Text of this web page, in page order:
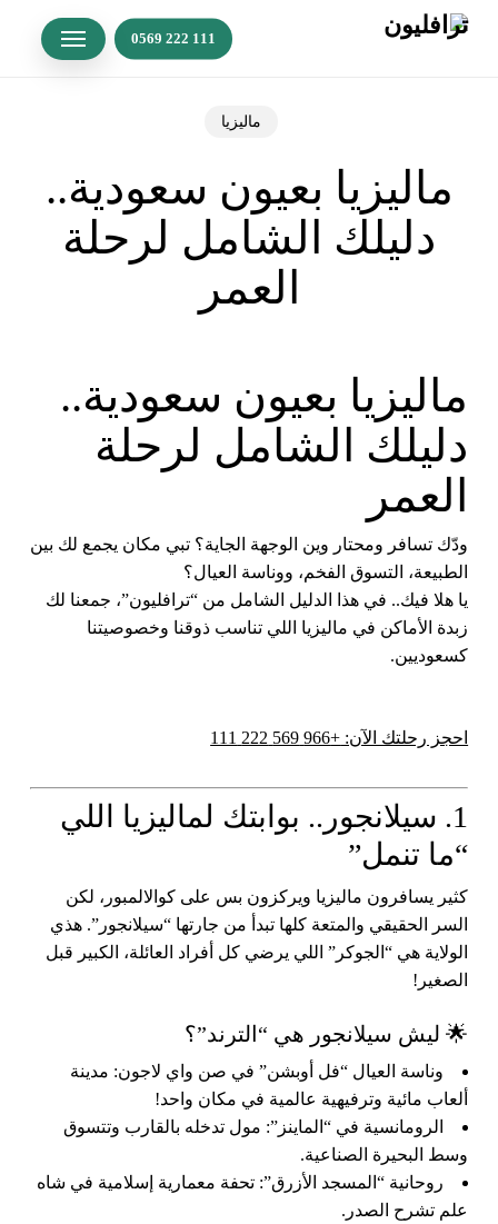
ماليزيا
ماليزيا بعيون سعودية..
دليلك الشامل لرحلة
العمر
ماليزيا بعيون سعودية..
دليلك الشامل لرحلة
العمر
ودّك تسافر ومحتار وين الوجهة الجاية؟ تبي مكان يجمع لك بين
الطبيعة، التسوق الفخم، ووناسة العيال؟
يا هلا فيك.. في هذا الدليل الشامل من “ترافليون”، جمعنا لك
زبدة الأماكن في ماليزيا اللي تناسب ذوقنا وخصوصيتنا
كسعوديين.
احجز رحلتك الآن: +966 569 222 111
1. سيلانجور.. بوابتك لماليزيا اللي
“ما تنمل”
كثير يسافرون ماليزيا ويركزون بس على كوالالمبور، لكن
السر الحقيقي والمتعة كلها تبدأ من جارتها “سيلانجور”. هذي
الولاية هي “الجوكر” اللي يرضي كل أفراد العائلة، الكبير قبل
الصغير!
🌟 ليش سيلانجور هي “الترند”؟
وناسة العيال “فل أوبشن” في صن واي لاجون: مدينة
ألعاب مائية وترفيهية عالمية في مكان واحد!
الرومانسية في “الماينز”: مول تدخله بالقارب وتتسوق
وسط البحيرة الصناعية.
روحانية “المسجد الأزرق”: تحفة معمارية إسلامية في شاه
علم تشرح الصدر.